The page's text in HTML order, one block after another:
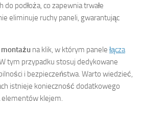
podłoża, co zapewnia trwałe
eliminuje ruchy paneli, gwarantując
na klik, w którym panele łącza
W tym przypadku stosuj dedykowane
i bezpieczeństwa. Warto wiedzieć,
istnieje konieczność dodatkowego
klejem.